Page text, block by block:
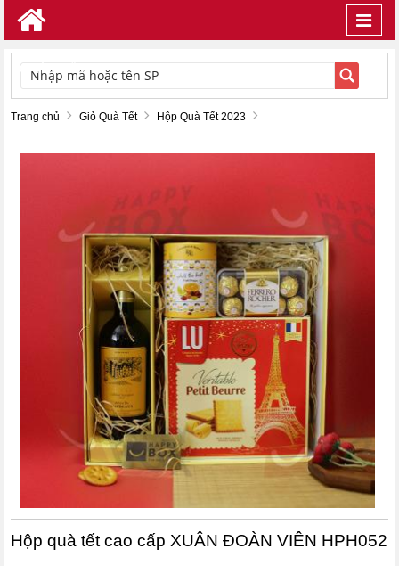
TÌM KIẾM
Trang chủ Giỏ Quà Tết Hộp Quà Tết 2023
Hộp quà tết cao cấp XUÂN ĐOÀN VIÊN HPH052